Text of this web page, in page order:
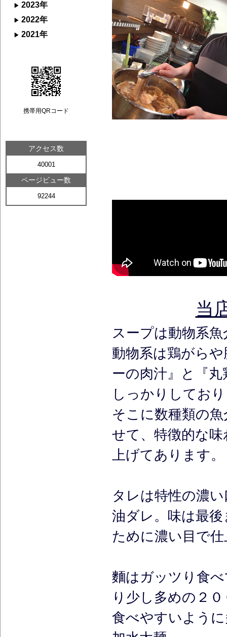
当
スープは動物系
動物系は鶏がら
ーの肉汁』と『
しっかりしてお
そこに数種類の
せて、特徴的な
上げてあります。
タレは特性の濃
油ダレ。味は最
ために濃い目で
麵はガッツり食
り少し多めの２
食べやすいよう
2023年
2022年
2021年
携帯用QRコード
アクセス数
40001
ページビュー数
92244